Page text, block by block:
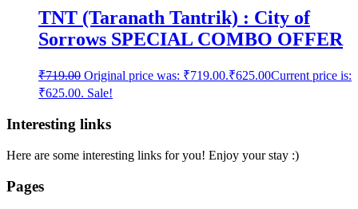
TNT (Taranath Tantrik) : City of
Sorrows SPECIAL COMBO OFFER
₹719.00 Original price was: ₹719.00.₹625.00Current price is:
₹625.00. Sale!
Interesting links
Here are some interesting links for you! Enjoy your stay :)
Pages